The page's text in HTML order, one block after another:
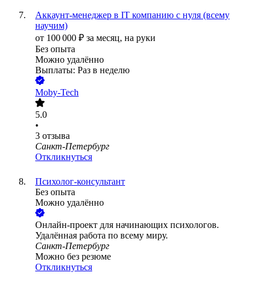
Аккаунт-менеджер в IT компанию с нуля (всему
научим)
от 100 000 ₽ за месяц, на руки
Без опыта
Можно удалённо
Выплаты: Раз в неделю
Moby-Tech
5.0
•
3 отзыва
Санкт-Петербург
Откликнуться
Психолог-консультант
Без опыта
Можно удалённо
Онлайн-проект для начинающих психологов.
Удалённая работа по всему миру.
Санкт-Петербург
Можно без резюме
Откликнуться